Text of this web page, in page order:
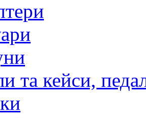
та кейси,